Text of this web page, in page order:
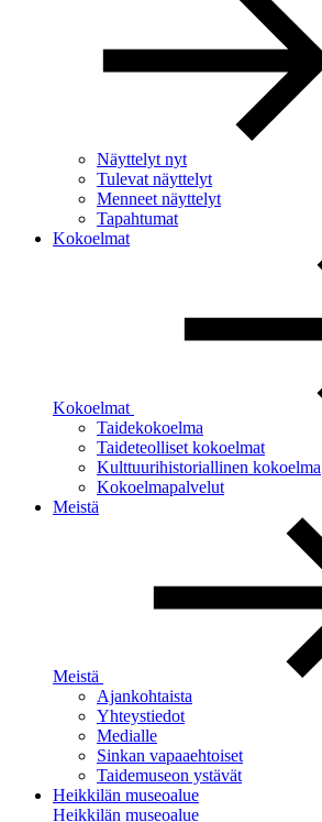
Näyttelyt nyt
Tulevat näyttelyt
Menneet näyttelyt
Tapahtumat
Kokoelmat
Kokoelmat
Taidekokoelma
Taideteolliset kokoelmat
Kulttuurihistoriallinen kokoelma
Kokoelmapalvelut
Meistä
Meistä
Ajankohtaista
Yhteystiedot
Medialle
Sinkan vapaaehtoiset
Taidemuseon ystävät
Heikkilän museoalue
Heikkilän museoalue